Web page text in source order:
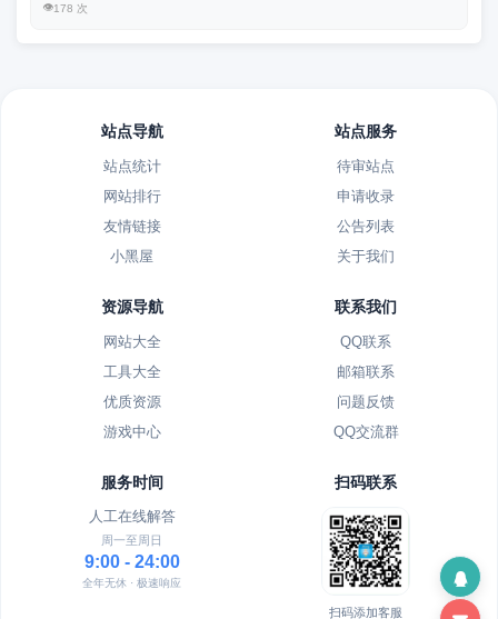
👁️178 次
站点导航
站点统计
网站排行
友情链接
小黑屋
站点服务
待审站点
申请收录
公告列表
关于我们
资源导航
网站大全
工具大全
优质资源
游戏中心
联系我们
QQ联系
邮箱联系
问题反馈
QQ交流群
服务时间
人工在线解答
周一至周日
9:00 - 24:00
全年无休 · 极速响应
扫码联系
扫码添加客服